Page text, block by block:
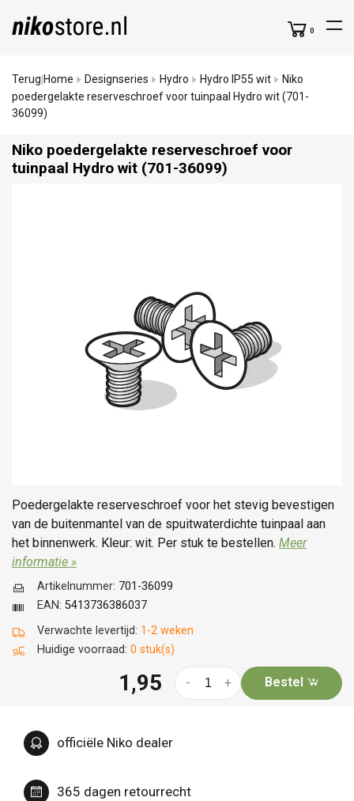
0
Terug Home Designseries Hydro Hydro IP55 wit
Niko
poedergelakte reserveschroef voor tuinpaal Hydro wit (701-
36099)
Niko poedergelakte reserveschroef voor
tuinpaal Hydro wit (701-36099)
Poedergelakte reserveschroef voor het stevig bevestigen
van de buitenmantel van de spuitwaterdichte tuinpaal aan
het binnenwerk. Kleur: wit. Per stuk te bestellen. Meer
informatie »
Verwachte levertijd: 1-2 weken
Huidige voorraad: 0 stuk(s)
Artikelnummer: 701-36099
EAN: 5413736386037
1,95 +
- Bestel
officiële Niko dealer
365 dagen retourrecht